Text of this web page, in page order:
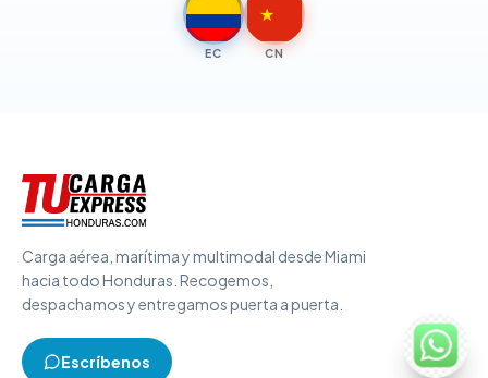
EC
★
CN
Carga aérea, marítima y multimodal desde Miami
hacia todo Honduras. Recogemos,
despachamos y entregamos puerta a puerta.
Escríbenos